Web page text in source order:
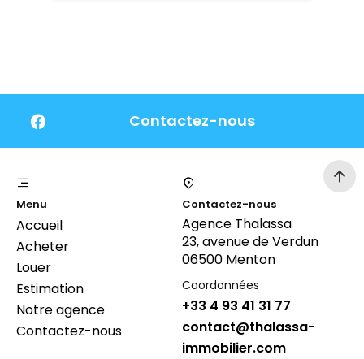
Contactez-nous
Menu
Accueil
Acheter
Louer
Estimation
Notre agence
Contactez-nous
Contactez-nous
Agence Thalassa
23, avenue de Verdun
06500 Menton
Coordonnées
+33 4 93 41 31 77
contact@thalassa-
immobilier.com